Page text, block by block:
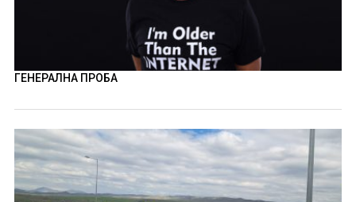
ГЕНЕРАЛНА ПРОБА